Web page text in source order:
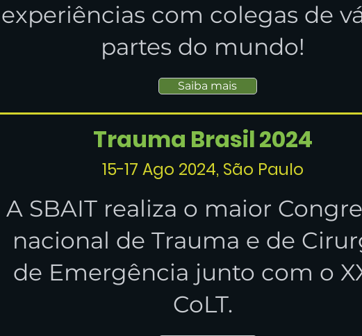
experiências com colegas de
partes do mundo!
Saiba mais
Trauma Brasil 2024
15-17 Ago 2024, São Paulo
A SBAIT realiza o maior
nacional de Trauma e de
de Emergência junto com o
CoLT.